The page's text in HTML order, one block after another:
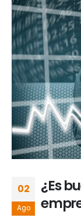
02
Ago
¿Es